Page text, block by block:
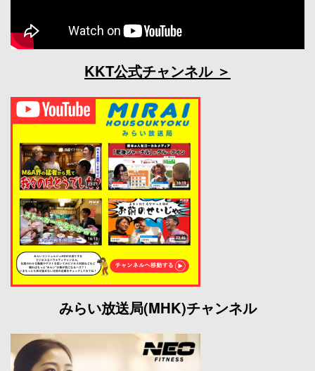
KKT公式チャンネル
みらい放送局(MHK)チャンネル